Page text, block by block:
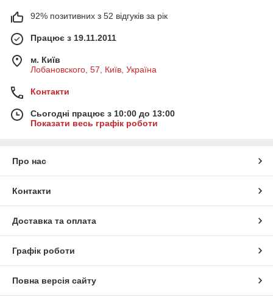
92% позитивних з 52 відгуків за рік
Працює з 19.11.2011
м. Київ
Лобановского, 57, Київ, Україна
Контакти
Сьогодні працює з 10:00 до 13:00
Показати весь графік роботи
Про нас
Контакти
Доставка та оплата
Графік роботи
Повна версія сайту